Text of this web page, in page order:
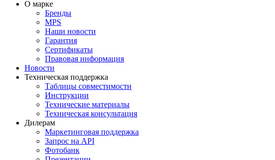
О марке
Бренды
MPS
Наши новости
Гарантия
Сертификаты
Правовая информация
Новости
Техническая поддержка
Таблицы совместимости
Инструкции
Технические материалы
Техническая консультация
Дилерам
Маркетинговая поддержка
Запрос на API
Фотобанк